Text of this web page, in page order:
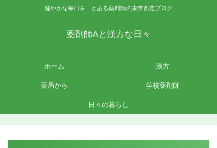
健やかな毎日を とある薬剤師の東奔西走ブログ
薬剤師Aと漢方な日々
ホーム 漢方
薬局から 学校薬剤師
日々の暮らし